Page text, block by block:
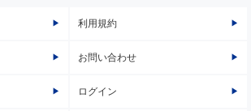
利用規約
お問い合わせ
ログイン